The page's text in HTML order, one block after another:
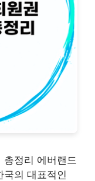
총정리 에버랜드
국의 대표적인